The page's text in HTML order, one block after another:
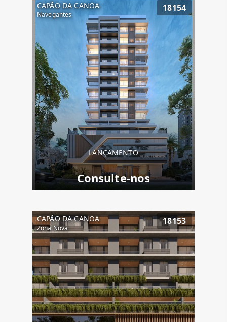
CAPÃO DA CANOA
Navegantes
18154
LANÇAMENTO
Consulte-nos
CAPÃO DA CANOA
Zona Nova
18153